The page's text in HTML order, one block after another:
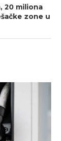
20 miliona
zone u